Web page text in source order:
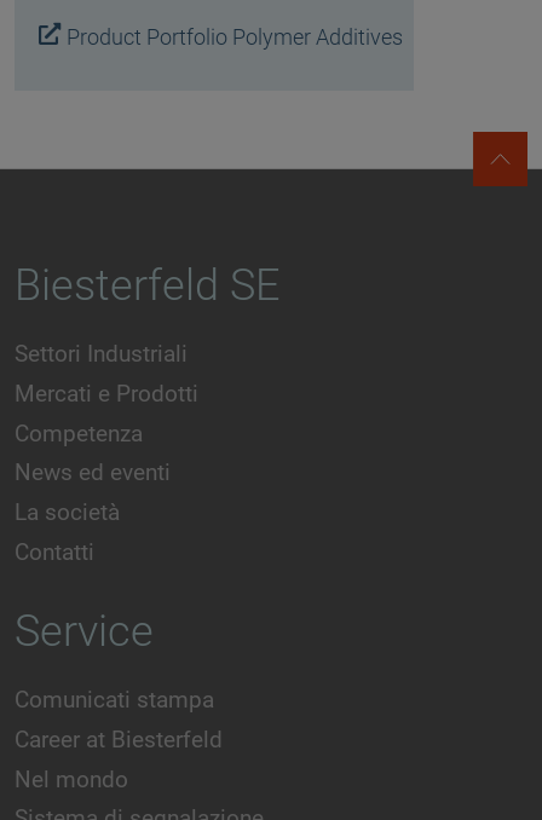
Product Portfolio Polymer Additives
Biesterfeld SE
Settori Industriali
Mercati e Prodotti
Competenza
News ed eventi
La società
Contatti
Service
Comunicati stampa
Career at Biesterfeld
Nel mondo